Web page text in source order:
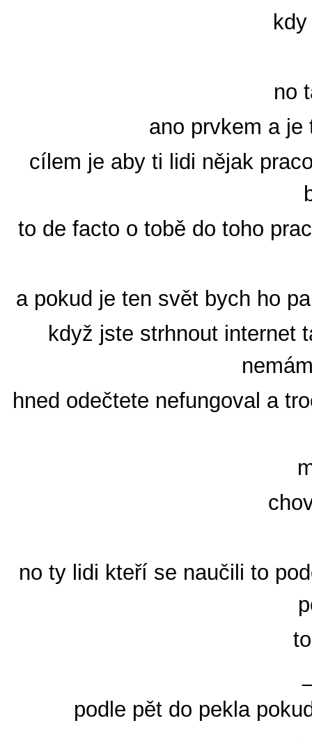
no
ano prvkem a je
cílem je aby ti lidi nějak
to de facto o tobě do toho
a pokud je ten svět bych ho
když jste strhnout internet
hned odečtete nefungoval a
no ty lidi kteří se naučili to
podle pět do pekla